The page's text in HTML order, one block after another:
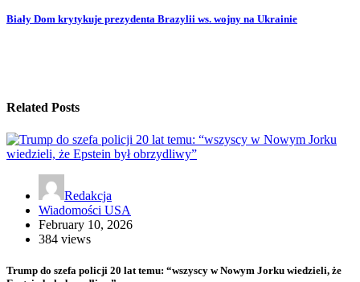
Biały Dom krytykuje prezydenta Brazylii ws. wojny na Ukrainie
Related Posts
Redakcja
Wiadomości USA
February 10, 2026
384 views
Trump do szefa policji 20 lat temu: “wszyscy w Nowym Jorku wiedzieli, że